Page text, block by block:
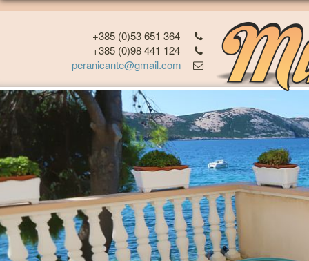
+385 (0)53 651 364
+385 (0)98 441 124
peranicante@gmail.com